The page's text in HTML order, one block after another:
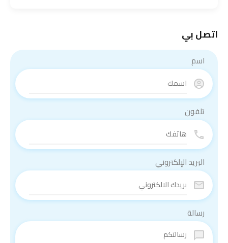
اتصل بي
اسم
تلفون
البريد الإلكتروني
رسالة